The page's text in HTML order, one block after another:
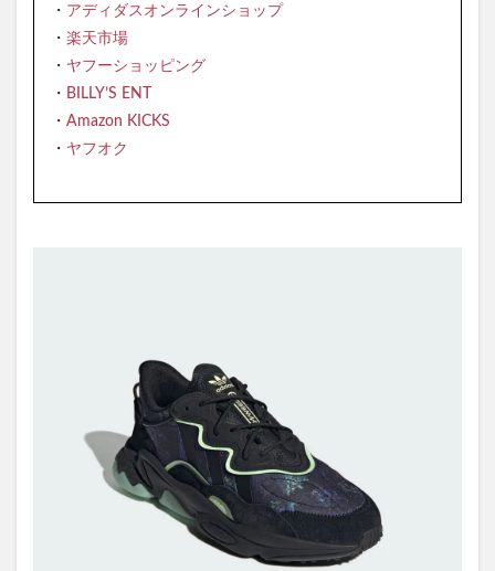
・ アディダスオンラインショップ
・ 楽天市場
・ ヤフーショッピング
・ BILLY’S ENT
・ Amazon KICKS
・ ヤフオク